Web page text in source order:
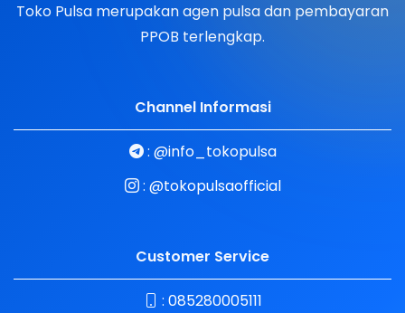
Toko Pulsa merupakan agen pulsa dan pembayaran
PPOB terlengkap.
Channel Informasi
: @info_tokopulsa
: @tokopulsaofficial
Customer Service
: 085280005111